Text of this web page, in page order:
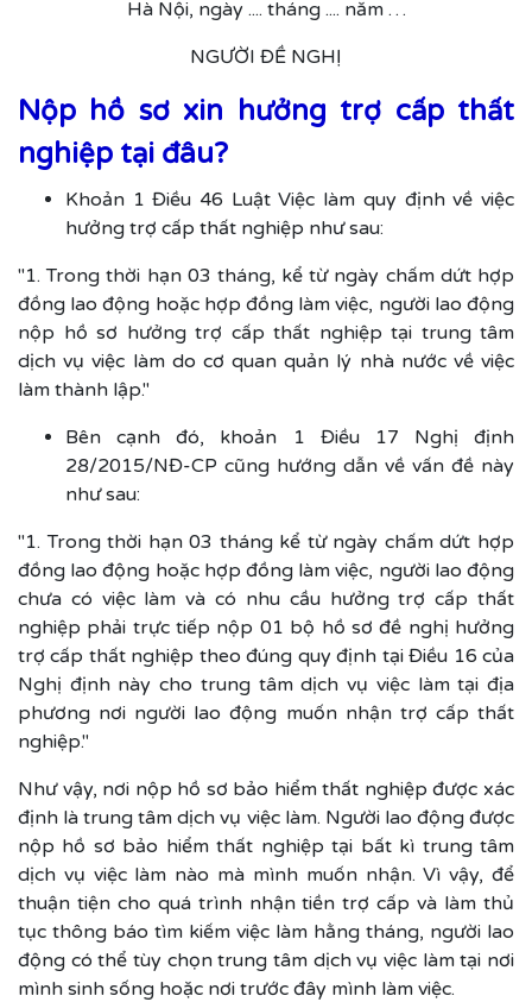
Hà Nội, ngày .... tháng .... năm …
NGƯỜI ĐỀ NGHỊ
Nộp hồ sơ xin hưởng trợ cấp thất
nghiệp tại đâu?
Khoản 1 Điều 46 Luật Việc làm quy định về việc
hưởng trợ cấp thất nghiệp như sau:
"1. Trong thời hạn 03 tháng, kể từ ngày chấm dứt hợp
đồng lao động hoặc hợp đồng làm việc, người lao động
nộp hồ sơ hưởng trợ cấp thất nghiệp tại trung tâm
dịch vụ việc làm do cơ quan quản lý nhà nước về việc
làm thành lập."
Bên cạnh đó, khoản 1 Điều 17 Nghị định
28/2015/NĐ-CP cũng hướng dẫn về vấn đề này
như sau:
"1. Trong thời hạn 03 tháng kể từ ngày chấm dứt hợp
đồng lao động hoặc hợp đồng làm việc, người lao động
chưa có việc làm và có nhu cầu hưởng trợ cấp thất
nghiệp phải trực tiếp nộp 01 bộ hồ sơ đề nghị hưởng
trợ cấp thất nghiệp theo đúng quy định tại Điều 16 của
Nghị định này cho trung tâm dịch vụ việc làm tại địa
phương nơi người lao động muốn nhận trợ cấp thất
nghiệp."
Như vậy, nơi nộp hồ sơ bảo hiểm thất nghiệp được xác
định là trung tâm dịch vụ việc làm. Người lao động được
nộp hồ sơ bảo hiểm thất nghiệp tại bất kì trung tâm
dịch vụ việc làm nào mà mình muốn nhận. Vì vậy, để
thuận tiện cho quá trình nhận tiền trợ cấp và làm thủ
tục thông báo tìm kiếm việc làm hằng tháng, người lao
động có thể tùy chọn trung tâm dịch vụ việc làm tại nơi
mình sinh sống hoặc nơi trước đây mình làm việc.